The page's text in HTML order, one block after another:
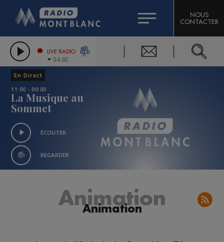
LES CHRONIQUES DE L'EXPERT
CITIZEN MACHINERY
GRAND MASSIF DOMAINES SKIABLES
COMPAGNIE DU MONT-BLANC
NOUS
CONTACTER
LIVE RADIO
94.60
En Direct
11:00 - 00:00
La Musique au
Sommet
ÉCOUTER
REGARDER
Animation
Animation